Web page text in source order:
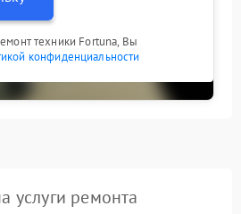
техники Fortuna, Вы
конфиденциальности
услуги ремонта